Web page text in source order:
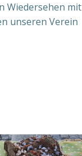
Wiedersehen mit
unseren Verein